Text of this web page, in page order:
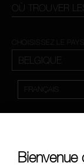
OÙ TROUVER
CHOISISSEZ LE
Bienvenue